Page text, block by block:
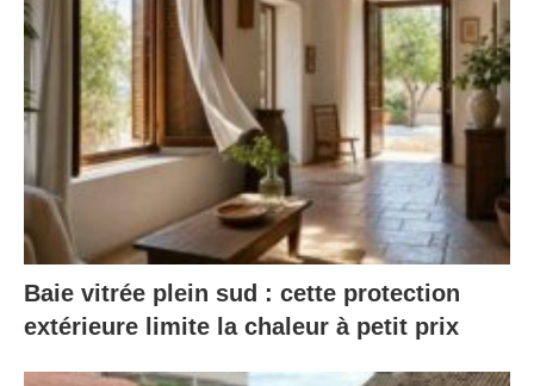
Baie vitrée plein sud : cette protection
extérieure limite la chaleur à petit prix